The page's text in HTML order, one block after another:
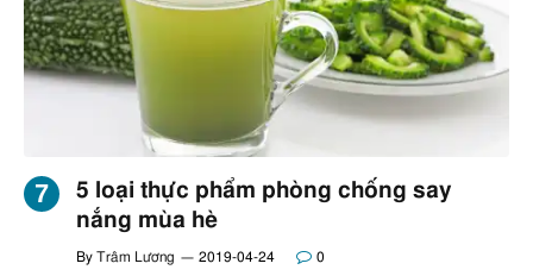
5 loại thực phẩm phòng chống say
nắng mùa hè
By Trâm Lương 2019-04-24 0